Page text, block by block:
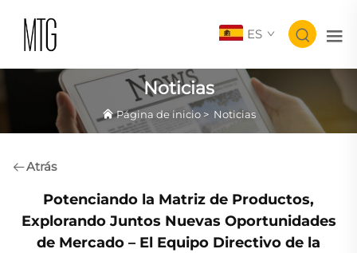
ES
Noticias
Página de inicio> Noticias
Atrás
Potenciando la Matriz de Productos,
Explorando Juntos Nuevas Oportunidades
de Mercado – El Equipo Directivo de la